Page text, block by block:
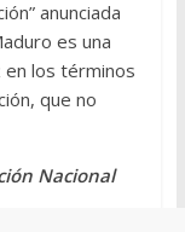
anunciada
es una
en los términos
que no
Nacional